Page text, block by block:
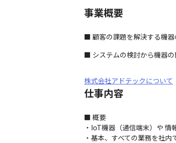
事業概要
■ 顧客の課題を解決する機
■ システムの検討から機器
株式会社アドテックについて
仕事内容
■ 概要
・IoT機器（通信端末）や
・基本、すべての業務を社内